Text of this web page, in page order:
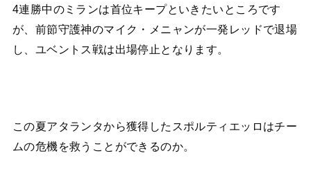
4連勝中のミランは首位キープといきたいところです
が、前節守護神のマイク・メニャンが一発レッドで退場
し、ユベントス戦は出場停止となります。
この夏アタランタから獲得したスポルティエッロはチー
ムの危機を救うことができるのか。